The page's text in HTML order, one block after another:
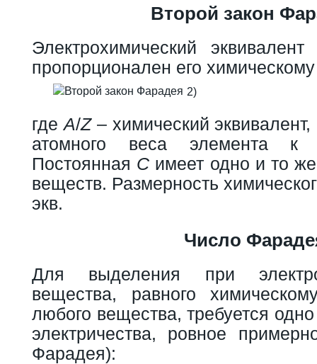
Второй закон
Электрохимический
пропорционален его
2)
где A/Z– химический
атомного веса элемента к
Постоянная C имеет одно и то
веществ. Размерность
экв.
Число
Для выделения при
вещества, равного
любого вещества, требуется
электричества, ровное
Фарадея):